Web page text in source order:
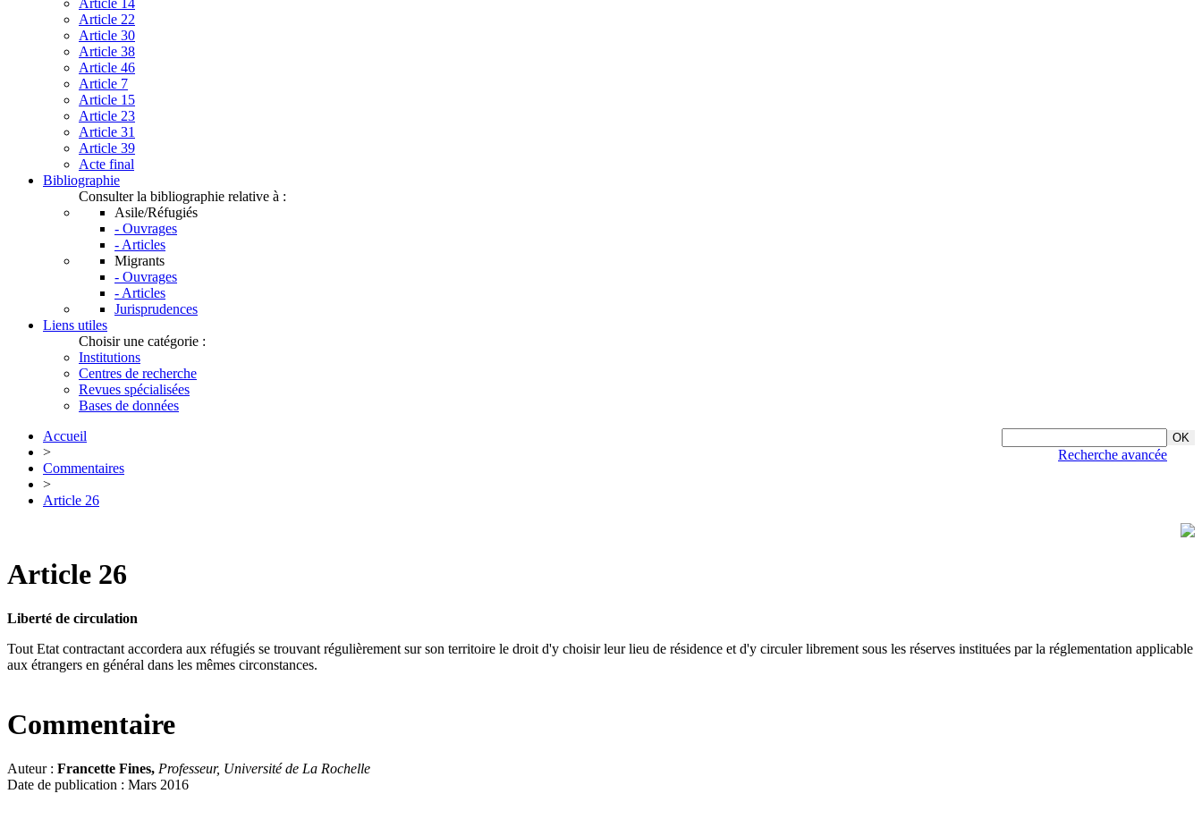
Article 14
Article 22
Article 30
Article 38
Article 46
Article 7
Article 15
Article 23
Article 31
Article 39
Acte final
Bibliographie
Consulter la bibliographie relative à :
Asile/Réfugiés
- Ouvrages
- Articles
Migrants
- Ouvrages
- Articles
Jurisprudences
Liens utiles
Choisir une catégorie :
Institutions
Centres de recherche
Revues spécialisées
Bases de données
Recherche avancée
Accueil
>
Commentaires
>
Article 26
Article 26
Liberté de circulation
Tout Etat contractant accordera aux réfugiés se trouvant régulièrement sur son territoire le droit d'y choisir leur lieu de résidence et d'y circuler librement sous les réserves instituées par la réglementation applicable
aux étrangers en général dans les mêmes circonstances.
Commentaire
Auteur : Francette Fines, Professeur, Université de La Rochelle
Date de publication : Mars 2016